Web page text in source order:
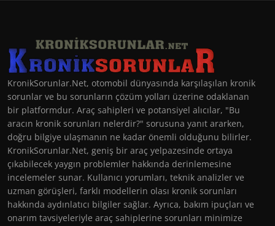
KronikSorunlar.Net, otomobil dünyasında karşılaşılan kronik
sorunlar ve bu sorunların çözüm yolları üzerine odaklanan
bir platformdur. Araç sahipleri ve potansiyel alıcılar, "Bu
aracın kronik sorunları nelerdir?" sorusuna yanıt ararken,
doğru bilgiye ulaşmanın ne kadar önemli olduğunu bilirler.
KronikSorunlar.Net, geniş bir araç yelpazesinde ortaya
çıkabilecek yaygın problemler hakkında derinlemesine
incelemeler sunar. Kullanıcı yorumları, teknik analizler ve
uzman görüşleri, farklı modellerin olası kronik sorunları
hakkında aydınlatıcı bilgiler sağlar. Ayrıca, bakım ipuçları ve
onarım tavsiyeleriyle araç sahiplerine sorunları minimize